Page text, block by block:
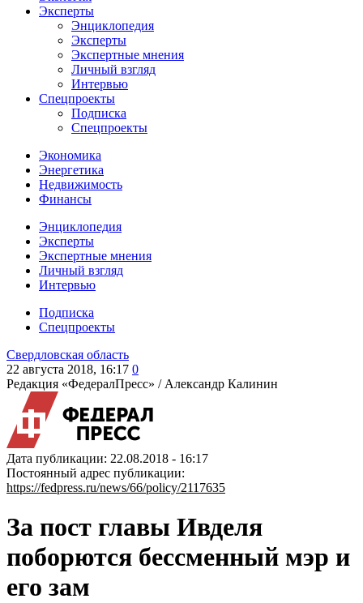
Эксперты
Энциклопедия
Эксперты
Экспертные мнения
Личный взгляд
Интервью
Спецпроекты
Подписка
Спецпроекты
Экономика
Энергетика
Недвижимость
Финансы
Энциклопедия
Эксперты
Экспертные мнения
Личный взгляд
Интервью
Подписка
Спецпроекты
Свердловская область
22 августа 2018, 16:17 0
Редакция «ФедералПресс» / Александр Калинин
Дата публикации: 22.08.2018 - 16:17
Постоянный адрес публикации:
https://fedpress.ru/news/66/policy/2117635
За пост главы Ивделя
поборются бессменный мэр и
его зам